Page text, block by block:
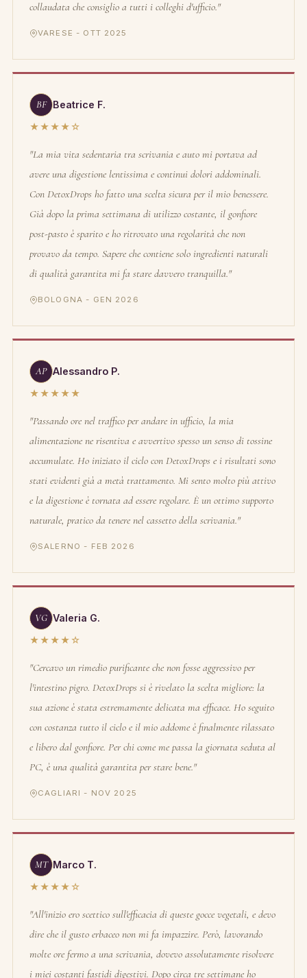
collaudata che consiglio a tutti i colleghi d'ufficio."
VARESE - OTT 2025
BF Beatrice F.
★★★★☆
"La mia vita sedentaria tra scrivania e auto mi portava ad
avere una digestione lentissima e continui dolori addominali.
Con DetoxDrops ho fatto una scelta sicura per il mio benessere.
Già dopo la prima settimana di utilizzo costante, il gonfiore
post-pasto è sparito e ho ritrovato una regolarità che non
provavo da tempo. Sapere che contiene solo ingredienti naturali
di qualità garantita mi fa stare davvero tranquilla."
BOLOGNA - GEN 2026
AP Alessandro P.
★★★★★
"Passando ore nel traffico per andare in ufficio, la mia
alimentazione ne risentiva e avvertivo spesso un senso di tossine
accumulate. Ho iniziato il ciclo con DetoxDrops e i risultati sono
stati evidenti già a metà trattamento. Mi sento molto più attivo
e la digestione è tornata ad essere regolare. È un ottimo supporto
naturale, pratico da tenere nel cassetto della scrivania."
SALERNO - FEB 2026
VG Valeria G.
★★★★☆
"Cercavo un rimedio purificante che non fosse aggressivo per
l'intestino pigro. DetoxDrops si è rivelato la scelta migliore: la
sua azione è stata estremamente delicata ma efficace. Ho seguito
con costanza tutto il ciclo e il mio addome è finalmente rilassato
e libero dal gonfiore. Per chi come me passa la giornata seduta al
PC, è una qualità garantita per stare bene."
CAGLIARI - NOV 2025
MT Marco T.
★★★★☆
"All'inizio ero scettico sull'efficacia di queste gocce vegetali, e devo
dire che il gusto erbaceo non mi fa impazzire. Però, lavorando
molte ore fermo a una scrivania, dovevo assolutamente risolvere
i miei costanti fastidi digestivi. Dopo circa tre settimane ho